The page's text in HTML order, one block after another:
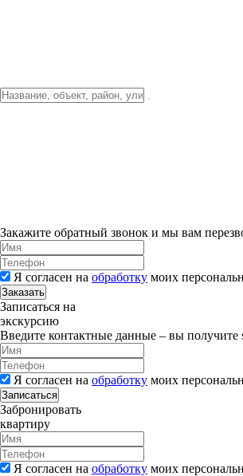
Закажите обратный звонок и мы вам
Я согласен на обработку моих
Заказать
Записаться на
экскурсию
Введите контактные данные – вы получите
Я согласен на обработку моих
Записаться
Забронировать
квартиру
Я согласен на обработку моих